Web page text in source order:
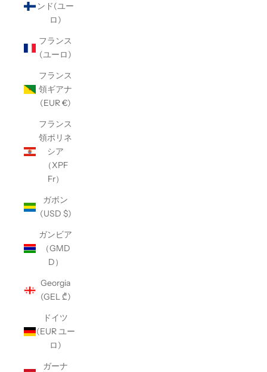
ンド(ユー
ロ)
フランス
(ユーロ)
フランス
領ギアナ
(EUR €)
フランス
領ポリネ
シア
（XPF
Fr）
ガボン
(USD $)
ガンビア
（GMD
D）
Georgia
(GEL ₾)
ドイツ
(EUR ユー
ロ)
ガーナ